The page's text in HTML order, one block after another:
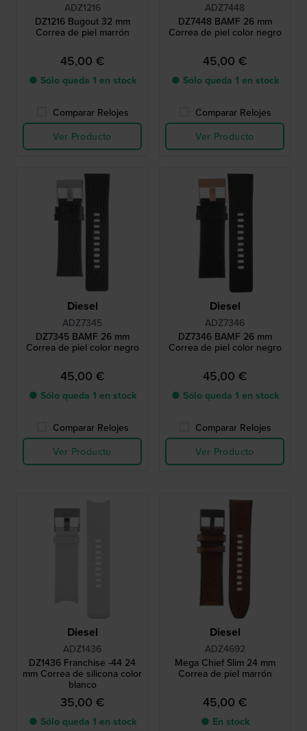
ADZ1216
DZ1216 Bugout 32 mm
Correa de piel marrón
45,00 €
● Sólo queda 1 en stock
Comparar Relojes
Ver Producto
ADZ7448
DZ7448 BAMF 26 mm
Correa de piel color negro
45,00 €
● Sólo queda 1 en stock
Comparar Relojes
Ver Producto
Diesel
ADZ7345
DZ7345 BAMF 26 mm
Correa de piel color negro
45,00 €
● Sólo queda 1 en stock
Comparar Relojes
Ver Producto
Diesel
ADZ7346
DZ7346 BAMF 26 mm
Correa de piel color negro
45,00 €
● Sólo queda 1 en stock
Comparar Relojes
Ver Producto
Diesel
ADZ1436
DZ1436 Franchise -44 24
mm Correa de silicona color
blanco
35,00 €
● Sólo queda 1 en stock
Diesel
ADZ4692
Mega Chief Slim 24 mm
Correa de piel marrón
45,00 €
● En stock